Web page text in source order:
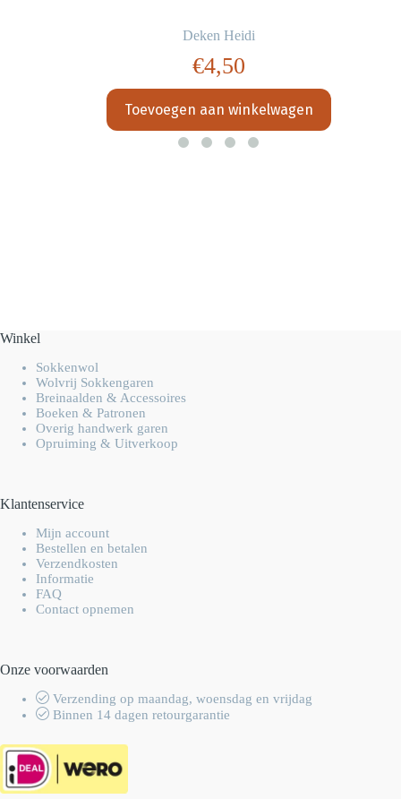
Deken Heidi
€4,50
Toevoegen aan winkelwagen
Winkel
Sokkenwol
Wolvrij Sokkengaren
Breinaalden & Accessoires
Boeken & Patronen
Overig handwerk garen
Opruiming & Uitverkoop
Klantenservice
Mijn account
Bestellen en betalen
Verzendkosten
Informatie
FAQ
Contact opnemen
Onze voorwaarden
Verzending op maandag, woensdag en vrijdag
Binnen 14 dagen retourgarantie